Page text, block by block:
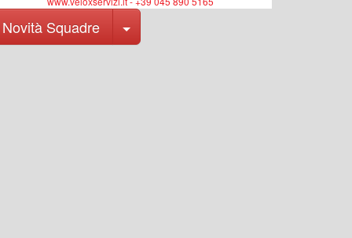
Novità Squadre Toggle Dropdown